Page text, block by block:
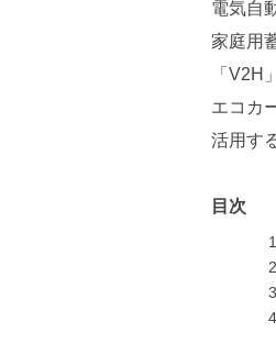
電気自
家庭用
「V2H
エコカ
活用す
目次